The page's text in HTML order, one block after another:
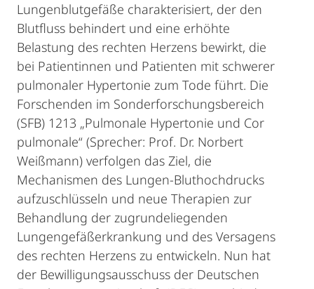
Lungenblutgefäße charakterisiert, der den
Blutfluss behindert und eine erhöhte
Belastung des rechten Herzens bewirkt, die
bei Patientinnen und Patienten mit schwerer
pulmonaler Hypertonie zum Tode führt. Die
Forschenden im Sonderforschungsbereich
(SFB) 1213 „Pulmonale Hypertonie und Cor
pulmonale“ (Sprecher: Prof. Dr. Norbert
Weißmann) verfolgen das Ziel, die
Mechanismen des Lungen-Bluthochdrucks
aufzuschlüsseln und neue Therapien zur
Behandlung der zugrundeliegenden
Lungengefäßerkrankung und des Versagens
des rechten Herzens zu entwickeln. Nun hat
der Bewilligungsausschuss der Deutschen